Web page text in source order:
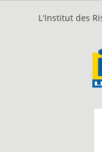
L'Institut des